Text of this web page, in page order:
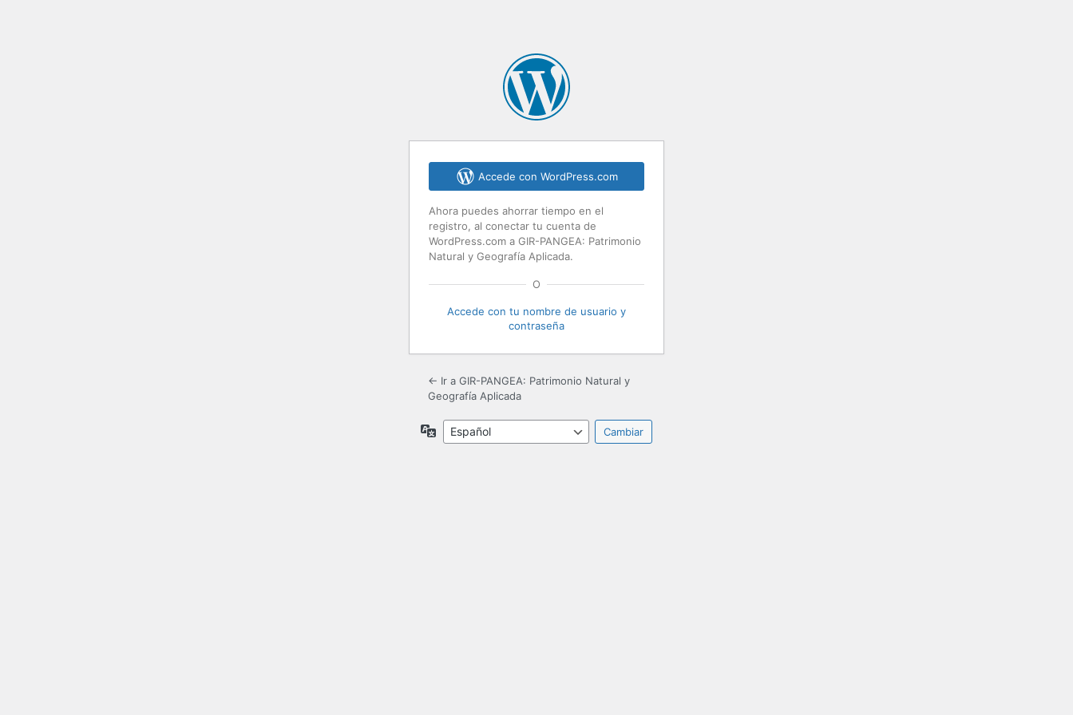
Accede con WordPress.com
Ahora puedes ahorrar tiempo en el
registro, al conectar tu cuenta de
WordPress.com a GIR-PANGEA: Patrimonio
Natural y Geografía Aplicada.
O
Accede con tu nombre de usuario y
contraseña
← Ir a GIR-PANGEA: Patrimonio Natural y
Geografía Aplicada
Idioma